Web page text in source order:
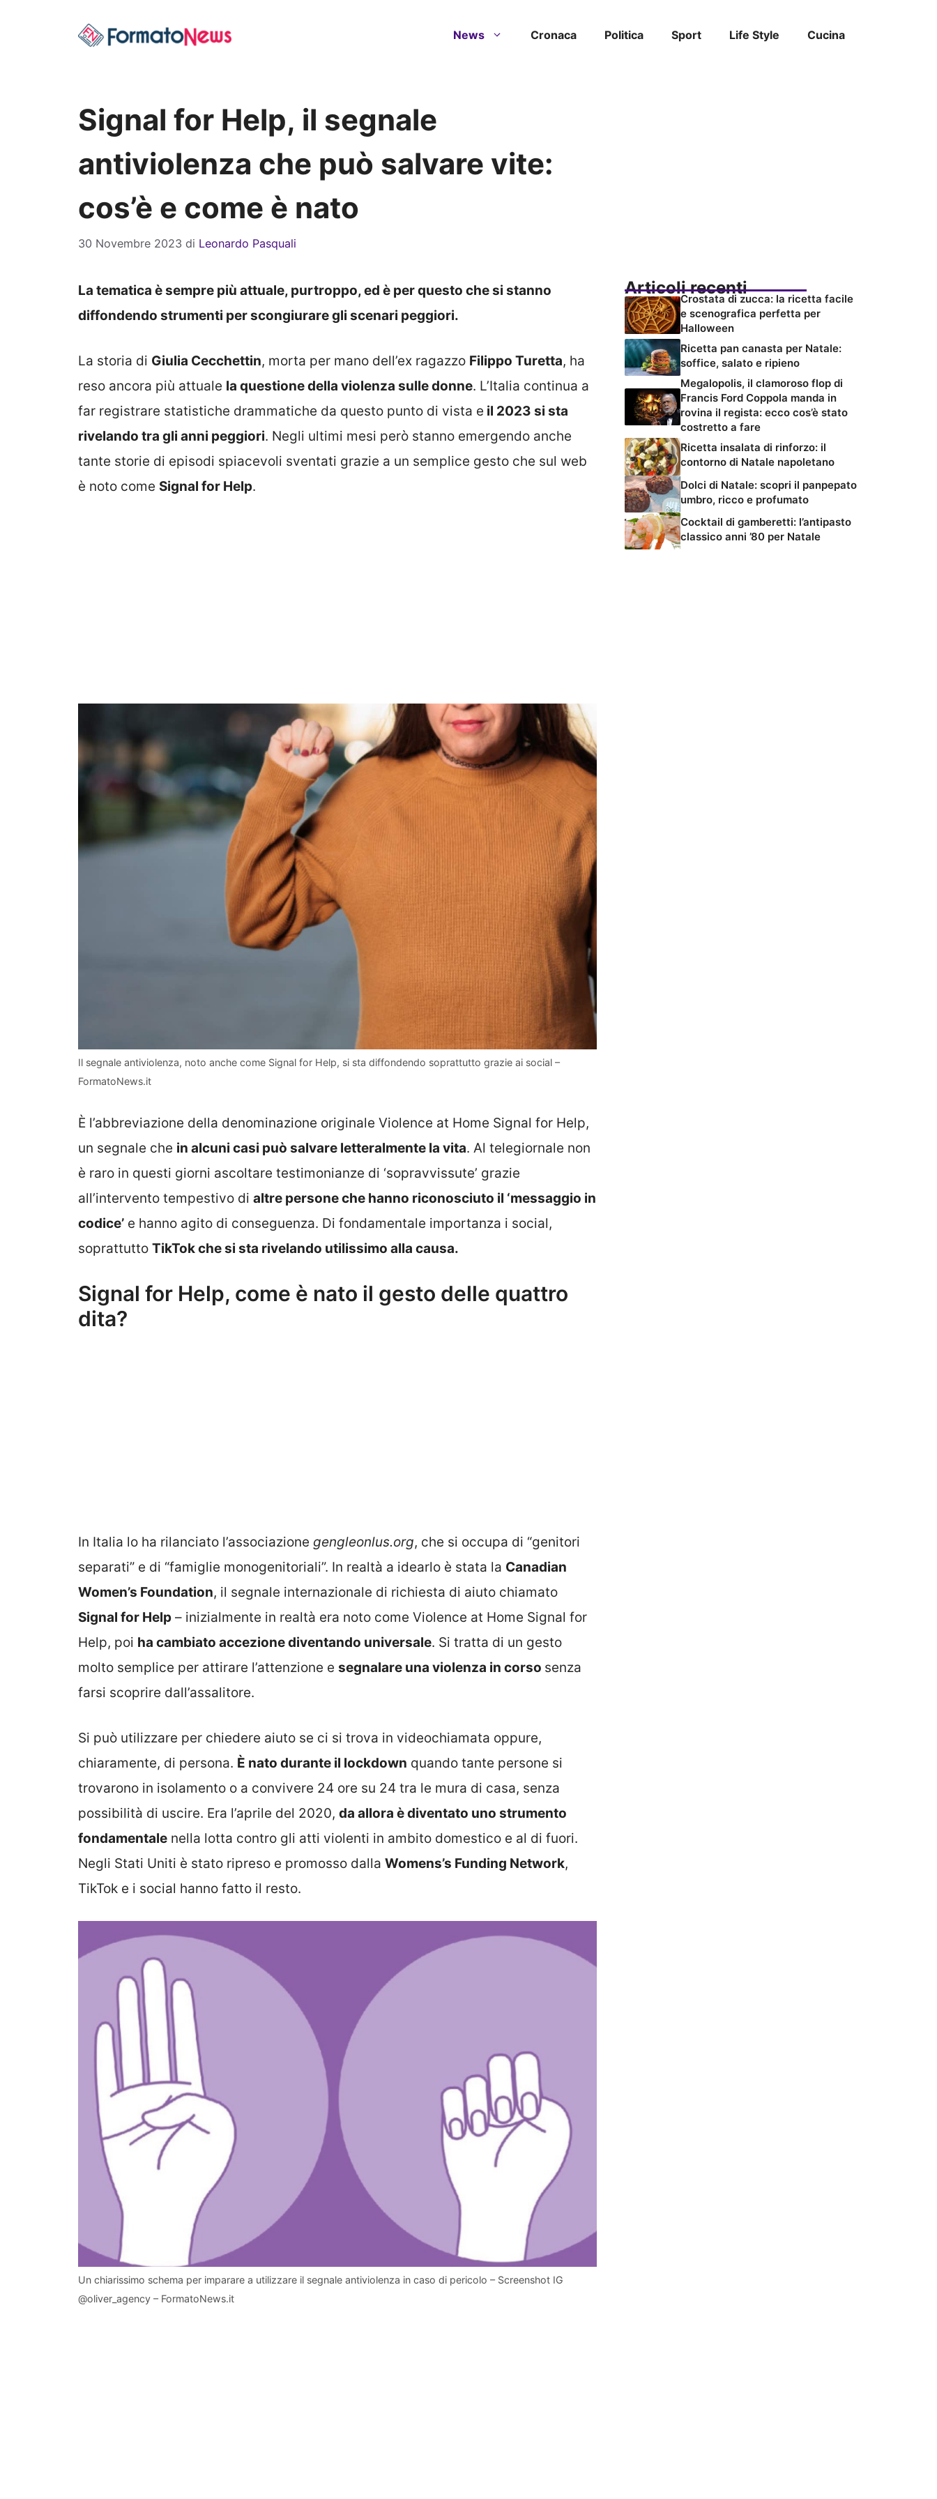
News Cronaca Politica Sport Life Style Cucina
Signal for Help, il segnale
antiviolenza che può salvare vite:
cos’è e come è nato
30 Novembre 2023 di Leonardo Pasquali
La tematica è sempre più attuale, purtroppo, ed è per questo che si stanno
diffondendo strumenti per scongiurare gli scenari peggiori.
La storia di Giulia Cecchettin, morta per mano dell’ex ragazzo Filippo Turetta, ha
reso ancora più attuale la questione della violenza sulle donne. L’Italia continua a
far registrare statistiche drammatiche da questo punto di vista e il 2023 si sta
rivelando tra gli anni peggiori. Negli ultimi mesi però stanno emergendo anche
tante storie di episodi spiacevoli sventati grazie a un semplice gesto che sul web
è noto come Signal for Help.
Il segnale antiviolenza, noto anche come Signal for Help, si sta diffondendo soprattutto grazie ai social –
FormatoNews.it
È l’abbreviazione della denominazione originale Violence at Home Signal for Help,
un segnale che in alcuni casi può salvare letteralmente la vita. Al telegiornale non
è raro in questi giorni ascoltare testimonianze di ‘sopravvissute’ grazie
all’intervento tempestivo di altre persone che hanno riconosciuto il ‘messaggio in
codice’ e hanno agito di conseguenza. Di fondamentale importanza i social,
soprattutto TikTok che si sta rivelando utilissimo alla causa.
Signal for Help, come è nato il gesto delle quattro
dita?
In Italia lo ha rilanciato l’associazione gengleonlus.org, che si occupa di “genitori
separati” e di “famiglie monogenitoriali”. In realtà a idearlo è stata la Canadian
Women’s Foundation, il segnale internazionale di richiesta di aiuto chiamato
Signal for Help – inizialmente in realtà era noto come Violence at Home Signal for
Help, poi ha cambiato accezione diventando universale. Si tratta di un gesto
molto semplice per attirare l’attenzione e segnalare una violenza in corso senza
farsi scoprire dall’assalitore.
Si può utilizzare per chiedere aiuto se ci si trova in videochiamata oppure,
chiaramente, di persona. È nato durante il lockdown quando tante persone si
trovarono in isolamento o a convivere 24 ore su 24 tra le mura di casa, senza
possibilità di uscire. Era l’aprile del 2020, da allora è diventato uno strumento
fondamentale nella lotta contro gli atti violenti in ambito domestico e al di fuori.
Negli Stati Uniti è stato ripreso e promosso dalla Womens’s Funding Network,
TikTok e i social hanno fatto il resto.
Un chiarissimo schema per imparare a utilizzare il segnale antiviolenza in caso di pericolo – Screenshot IG
@oliver_agency – FormatoNews.it
Articoli recenti
Crostata di zucca: la ricetta facile
e scenografica perfetta per
Halloween
Ricetta pan canasta per Natale:
soffice, salato e ripieno
Megalopolis, il clamoroso flop di
Francis Ford Coppola manda in
rovina il regista: ecco cos’è stato
costretto a fare
Ricetta insalata di rinforzo: il
contorno di Natale napoletano
Dolci di Natale: scopri il panpepato
umbro, ricco e profumato
Cocktail di gamberetti: l’antipasto
classico anni ’80 per Natale